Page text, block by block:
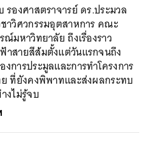
องศาสตราจารย์ ดร.ประมวล
าวิศวกรรมอุตสาหการ คณะ
มหาวิทยาลัย ถึงเรื่องราว
สายสีส้มตั้งแต่วันแรกจนถึง
ารประมูลและการทำโครงการ
ที่ยังคงพิพาทและส่งผลกระทบ
งไม่รู้จบ